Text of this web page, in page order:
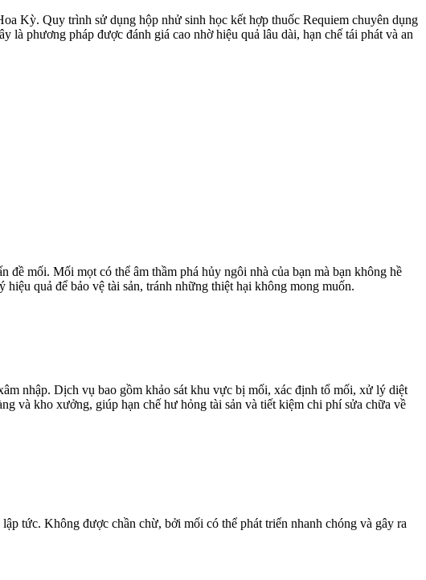
Kỳ. Quy trình sử dụng hộp nhử sinh học kết hợp thuốc Requiem chuyên dụng
phương pháp được đánh giá cao nhờ hiệu quả lâu dài, hạn chế tái phát và an
mối. Mối mọt có thể âm thầm phá hủy ngôi nhà của bạn mà bạn không hề
quả để bảo vệ tài sản, tránh những thiệt hại không mong muốn.
nhập. Dịch vụ bao gồm khảo sát khu vực bị mối, xác định tổ mối, xử lý diệt
và kho xưởng, giúp hạn chế hư hỏng tài sản và tiết kiệm chi phí sửa chữa về
tức. Không được chần chừ, bởi mối có thể phát triển nhanh chóng và gây ra